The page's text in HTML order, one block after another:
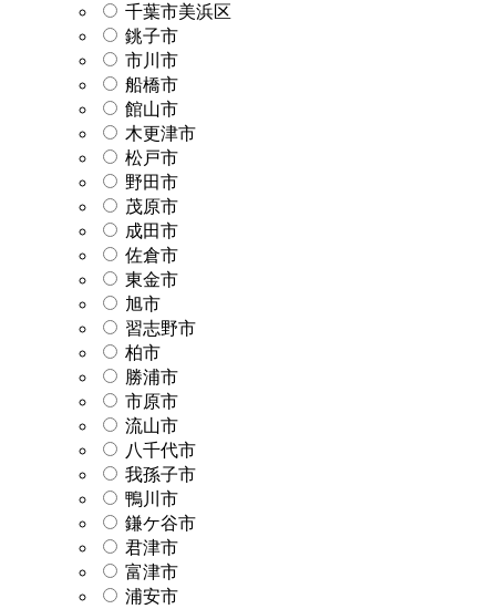
千葉市美浜区
銚子市
市川市
船橋市
館山市
木更津市
松戸市
野田市
茂原市
成田市
佐倉市
東金市
旭市
習志野市
柏市
勝浦市
市原市
流山市
八千代市
我孫子市
鴨川市
鎌ケ谷市
君津市
富津市
浦安市